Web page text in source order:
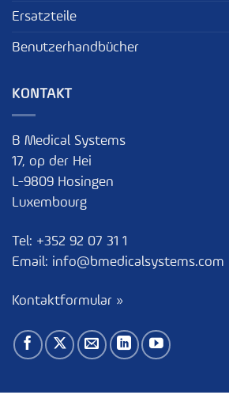
Ersatzteile
Benutzerhandbücher
KONTAKT
B Medical Systems
17, op der Hei
L-9809 Hosingen
Luxembourg
Tel: +352 92 07 31 1
Email: info@bmedicalsystems.com
Kontaktformular »